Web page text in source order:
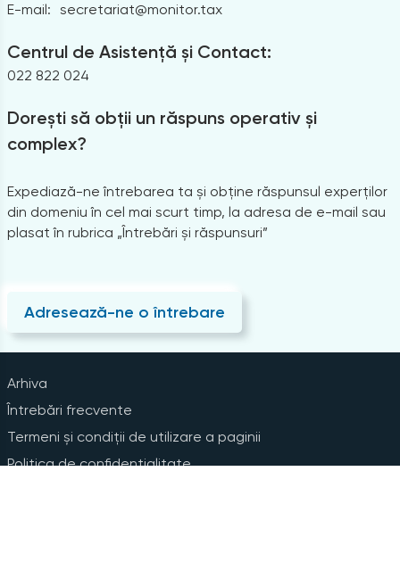
E-mail: secretariat@monitor.tax
Centrul de Asistență și Contact:
022 822 024
Dorești să obții un răspuns operativ și
complex?
Expediază-ne întrebarea ta și obține răspunsul experților
din domeniu în cel mai scurt timp, la adresa de e-mail sau
plasat în rubrica „Întrebări și răspunsuri”
Adresează-ne o întrebare
Arhiva
Întrebări frecvente
Termeni și condiții de utilizare a paginii
Politica de confidențialitate